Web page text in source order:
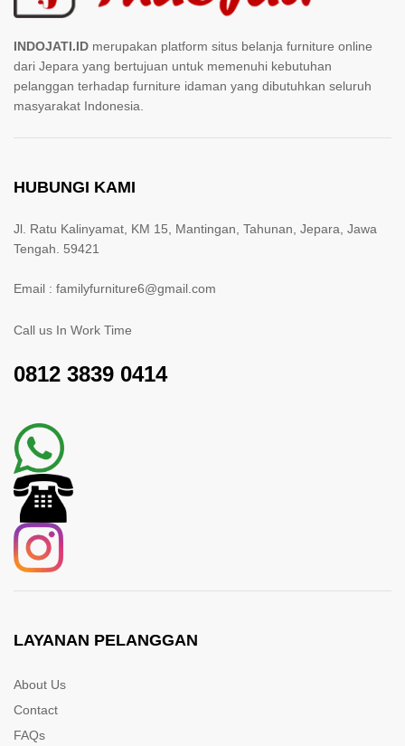
INDOJATI.ID merupakan platform situs belanja furniture online
dari Jepara yang bertujuan untuk memenuhi kebutuhan
pelanggan terhadap furniture idaman yang dibutuhkan seluruh
masyarakat Indonesia.
HUBUNGI KAMI
Jl. Ratu Kalinyamat, KM 15, Mantingan, Tahunan, Jepara, Jawa
Tengah. 59421
Email : familyfurniture6@gmail.com
Call us In Work Time
0812 3839 0414
LAYANAN PELANGGAN
About Us
Contact
FAQs